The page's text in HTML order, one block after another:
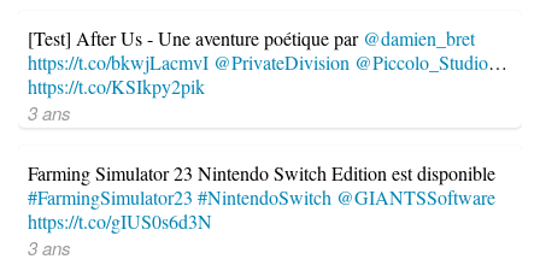
[Test] After Us - Une aventure poétique par @damien_bret
https://t.co/bkwjLacmvI @PrivateDivision @Piccolo_Studio…
https://t.co/KSIkpy2pik
3 ans
Farming Simulator 23 Nintendo Switch Edition est disponible
#FarmingSimulator23 #NintendoSwitch @GIANTSSoftware
https://t.co/gIUS0s6d3N
3 ans